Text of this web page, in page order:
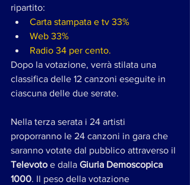
ripartito:
Carta stampata e tv 33%
Web 33%
Radio 34 per cento.
Dopo la votazione, verrà stilata una
classifica delle 12 canzoni eseguite in
ciascuna delle due serate.
Nella terza serata i 24 artisti
proporranno le 24 canzoni in gara che
saranno votate dal pubblico attraverso il
Televoto e dalla Giuria Demoscopica
1000. Il peso della votazione